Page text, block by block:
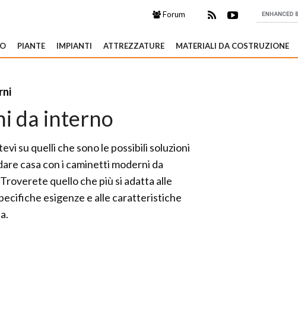
Forum
PIANTE IMPIANTI ATTREZZATURE MATERIALI DA COSTRUZIONE
da interno
su quelli che sono le possibili soluzioni
casa con i caminetti moderni da
quello che più si adatta alle
esigenze e alle caratteristiche